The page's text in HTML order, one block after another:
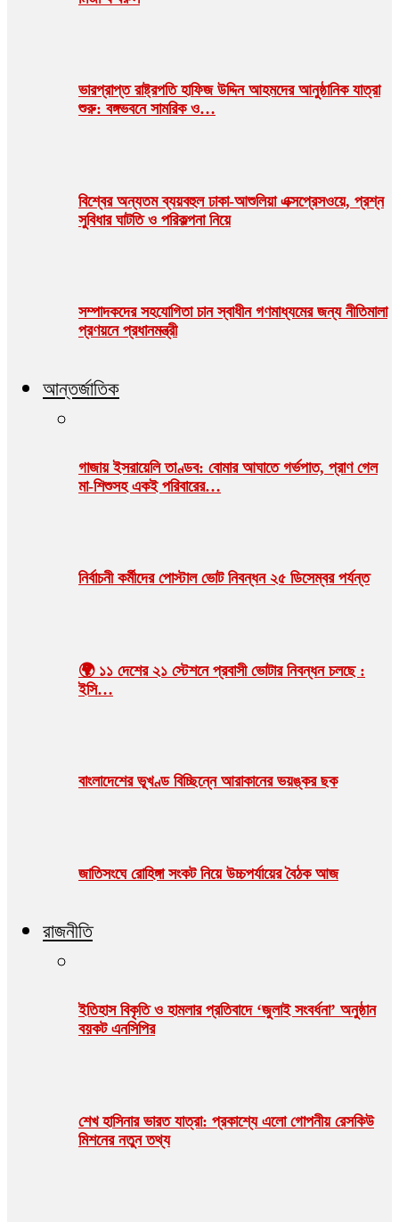
ভারপ্রাপ্ত রাষ্ট্রপতি হাফিজ উদ্দিন আহমদের আনুষ্ঠানিক যাত্রা
শুরু: বঙ্গভবনে সামরিক ও…
বিশ্বের অন্যতম ব্যয়বহুল ঢাকা-আশুলিয়া এক্সপ্রেসওয়ে, প্রশ্ন
সুবিধার ঘাটতি ও পরিকল্পনা নিয়ে
সম্পাদকদের সহযোগিতা চান স্বাধীন গণমাধ্যমের জন্য নীতিমালা
প্রণয়নে প্রধানমন্ত্রী
আন্তর্জাতিক
গাজায় ইসরায়েলি তাণ্ডব: বোমার আঘাতে গর্ভপাত, প্রাণ গেল
মা-শিশুসহ একই পরিবারের…
নির্বাচনী কর্মীদের পোস্টাল ভোট নিবন্ধন ২৫ ডিসেম্বর পর্যন্ত
🌍 ১১ দেশের ২১ স্টেশনে প্রবাসী ভোটার নিবন্ধন চলছে :
ইসি…
বাংলাদেশের ভূখণ্ড বিচ্ছিন্নে আরাকানের ভয়ঙ্কর ছক
জাতিসংঘে রোহিঙ্গা সংকট নিয়ে উচ্চপর্যায়ের বৈঠক আজ
রাজনীতি
ইতিহাস বিকৃতি ও হামলার প্রতিবাদে ‘জুলাই সংবর্ধনা’ অনুষ্ঠান
বয়কট এনসিপির
শেখ হাসিনার ভারত যাত্রা: প্রকাশ্যে এলো গোপনীয় রেসকিউ
মিশনের নতুন তথ্য